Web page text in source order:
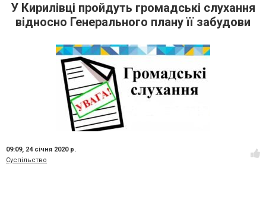
У Кирилівці пройдуть громадські слухання
відносно Генерального плану її забудови
09:09, 24 січня 2020 р.
Суспільство